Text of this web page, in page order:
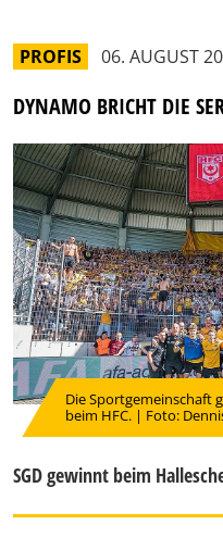
PROFIS 06. AUGUST
DYNAMO BRICHT DIE
Die Sportgemeinschaft
beim HFC. | Foto:
SGD gewinnt beim